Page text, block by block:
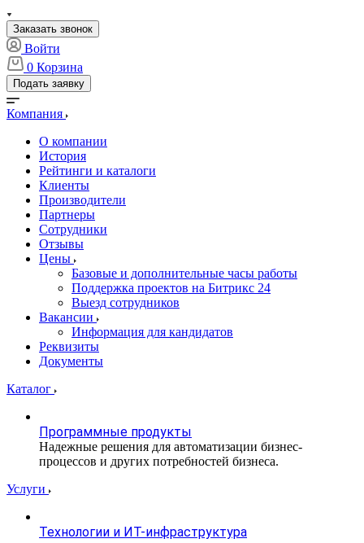
Заказать звонок
Войти
0 Корзина
Подать заявку
Компания
О компании
История
Рейтинги и каталоги
Клиенты
Производители
Партнеры
Сотрудники
Отзывы
Цены
Базовые и дополнительные часы работы
Поддержка проектов на Битрикс 24
Выезд сотрудников
Вакансии
Информация для кандидатов
Реквизиты
Документы
Каталог
Программные продукты
Надежные решения для автоматизации бизнес-
процессов и других потребностей бизнеса.
Услуги
Технологии и ИТ-инфраструктура